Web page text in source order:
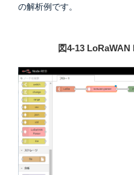
の解析例です。
図4-13 LoRaWAN